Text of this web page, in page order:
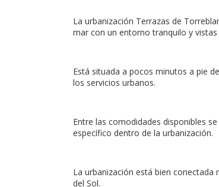
La urbanización Terrazas de
mar con un entorno tranquilo y vistas
Está situada a pocos minutos a pie
los servicios urbanos.
Entre las comodidades disponibles
específico dentro de la urbanización.
La urbanización está bien
del Sol.